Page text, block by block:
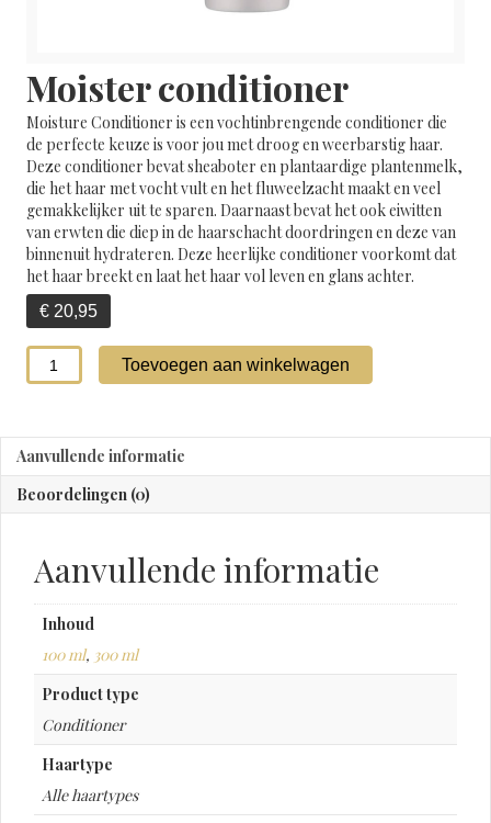
Moister conditioner
Moisture Conditioner is een vochtinbrengende conditioner die
de perfecte keuze is voor jou met droog en weerbarstig haar.
Deze conditioner bevat sheaboter en plantaardige plantenmelk,
die het haar met vocht vult en het fluweelzacht maakt en veel
gemakkelijker uit te sparen. Daarnaast bevat het ook eiwitten
van erwten die diep in de haarschacht doordringen en deze van
binnenuit hydrateren. Deze heerlijke conditioner voorkomt dat
het haar breekt en laat het haar vol leven en glans achter.
€ 20,95
Moister
conditioner
Toevoegen aan winkelwagen
Aanvullende informatie
Beoordelingen (0)
Aanvullende informatie
Inhoud
100 ml, 300 ml
Product type
Conditioner
Haartype
Alle haartypes